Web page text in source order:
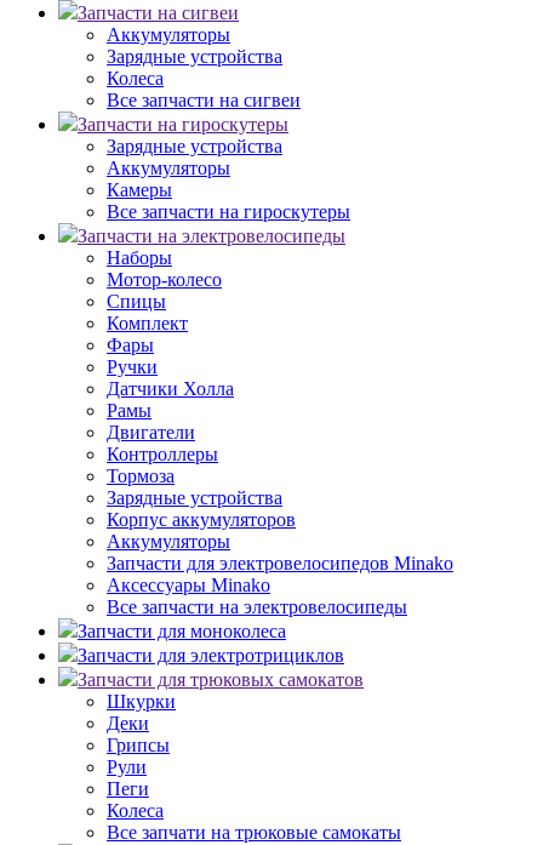
Запчасти на сигвеи
Аккумуляторы
Зарядные устройства
Колеса
Все запчасти на сигвеи
Запчасти на гироскутеры
Зарядные устройства
Аккумуляторы
Камеры
Все запчасти на гироскутеры
Запчасти на электровелосипеды
Наборы
Мотор-колесо
Спицы
Комплект
Фары
Ручки
Датчики Холла
Рамы
Двигатели
Контроллеры
Тормоза
Зарядные устройства
Корпус аккумуляторов
Аккумуляторы
Запчасти для электровелосипедов Minako
Аксессуары Minako
Все запчасти на электровелосипеды
Запчасти для моноколеса
Запчасти для электротрициклов
Запчасти для трюковых самокатов
Шкурки
Деки
Грипсы
Рули
Пеги
Колеса
Все запчати на трюковые самокаты